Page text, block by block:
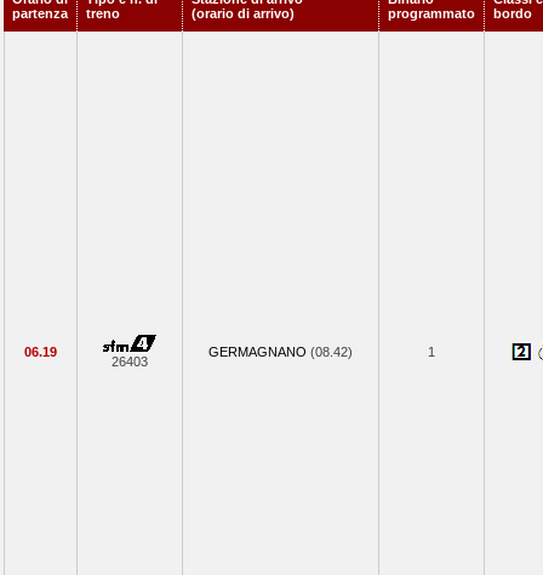
partenza
treno
(orario di arrivo)
programmato
bordo
06.19
26403
GERMAGNANO (08.42) 1